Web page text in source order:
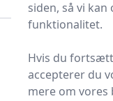
Håndværktøj
siden, så vi
funktionalitet.
Hvis du
accepterer du
mere om vores